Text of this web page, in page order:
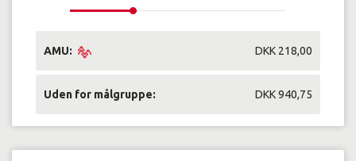
AMU: DKK 218,00
Uden for målgruppe: DKK 940,75